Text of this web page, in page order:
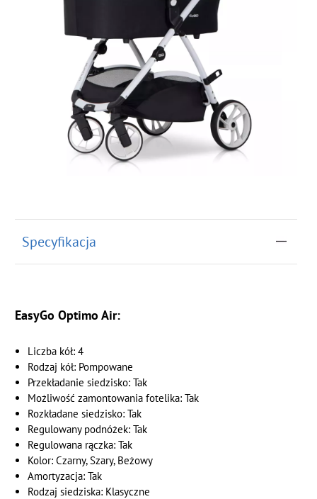
Specyfikacja
EasyGo Optimo Air:
Liczba kół: 4
Rodzaj kół: Pompowane
Przekładanie siedzisko: Tak
Możliwość zamontowania fotelika: Tak
Rozkładane siedzisko: Tak
Regulowany podnóżek: Tak
Regulowana rączka: Tak
Kolor: Czarny, Szary, Beżowy
Amortyzacja: Tak
Rodzaj siedziska: Klasyczne